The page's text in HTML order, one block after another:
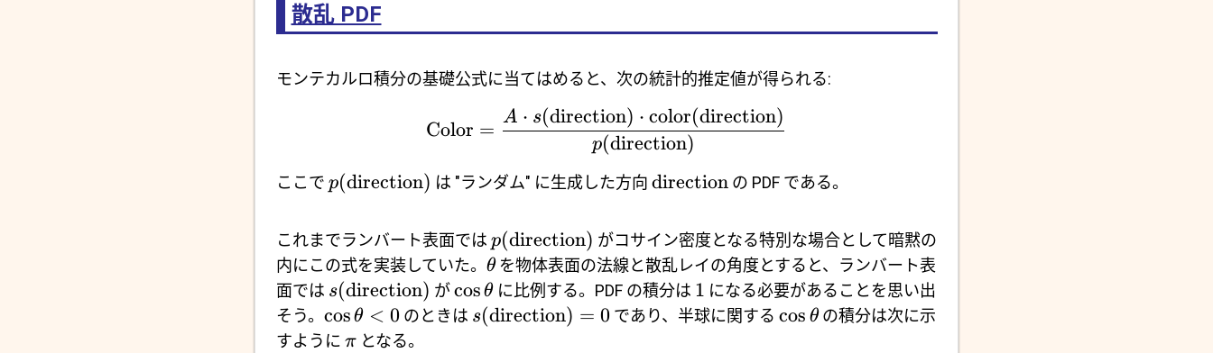
散乱 PDF
モンテカルロ積分の基礎公式に当てはめると、次の統計的推定値が得られる:
Color =
p(direction)
A ⋅ s(direction) ⋅ color(direction)
ここで p(direction) は "ランダム" に生成した方向 direction の PDF である。
これまでランバート表面では p(direction) がコサイン密度となる特別な場合として暗黙の
内にこの式を実装していた。 θを物体表面の法線と散乱レイの角度とすると、ランバート表
面では s(direction) がcosθに比例する。PDF の積分は 1 になる必要があることを思い出
そう。 cosθ < 0のときは s(direction) = 0であり、半球に関する cos θの積分は次に示
すように π となる。